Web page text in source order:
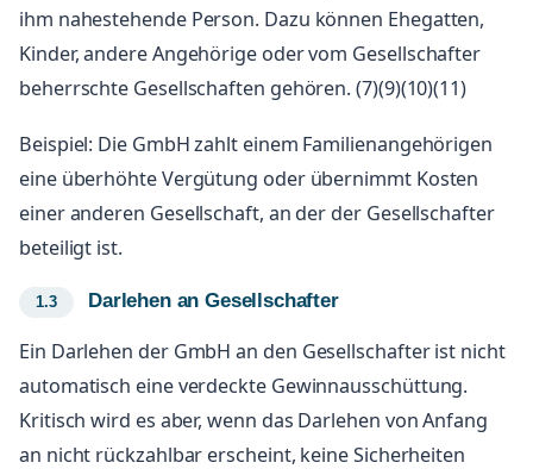
ihm nahestehende Person. Dazu können Ehegatten,
Kinder, andere Angehörige oder vom Gesellschafter
beherrschte Gesellschaften gehören. (7)(9)(10)(11)
Beispiel: Die GmbH zahlt einem Familienangehörigen
eine überhöhte Vergütung oder übernimmt Kosten
einer anderen Gesellschaft, an der der Gesellschafter
beteiligt ist.
Darlehen an Gesellschafter
Ein Darlehen der GmbH an den Gesellschafter ist nicht
automatisch eine verdeckte Gewinnausschüttung.
Kritisch wird es aber, wenn das Darlehen von Anfang
an nicht rückzahlbar erscheint, keine Sicherheiten